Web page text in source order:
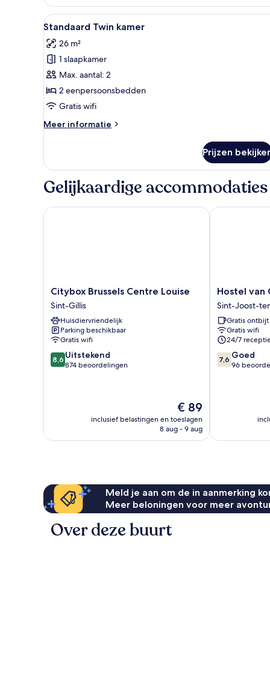
Alle
foto's
voor
Standaard
Twin
kamer
laden
Standaard Twin kamer | Een
4
Standaard Twin kamer
26 m²
1 slaapkamer
Max. aantal: 2
2 eenpersoonsbedden
Gratis wifi
Meer informatie
Meer
Twin
kamer
Prijzen
Gelijkaardige accommodaties
Citybox
Brussels
Centre
Louise
Sint-
Gillis
Citybox Brussels Centre Louise
Sint-Gillis
Huisdiervriendelijk
Parking beschikbaar
Gratis wifi
8.6
van
8,6 Uitstekend
874 beoordelingen
De
prijs
is
€ 89
inclusief belastingen en toeslagen
8 aug - 9 aug
Citybox Brussels Centre Louise
Hostel
van
Gogh
Sint-
Joost-
ten-
Node
Hostel van
Sint-Joost-
Gratis ontbijt
Gratis wifi
24/7
7.6
van
7,6 Goed
96
Hostel van
Meld je aan om de in aanmerking
Meer beloningen voor meer
Over deze buurt